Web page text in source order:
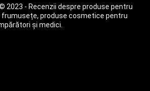
2023 - Recenzii despre produse pentru
frumusețe, produse cosmetice pentru
și medici.